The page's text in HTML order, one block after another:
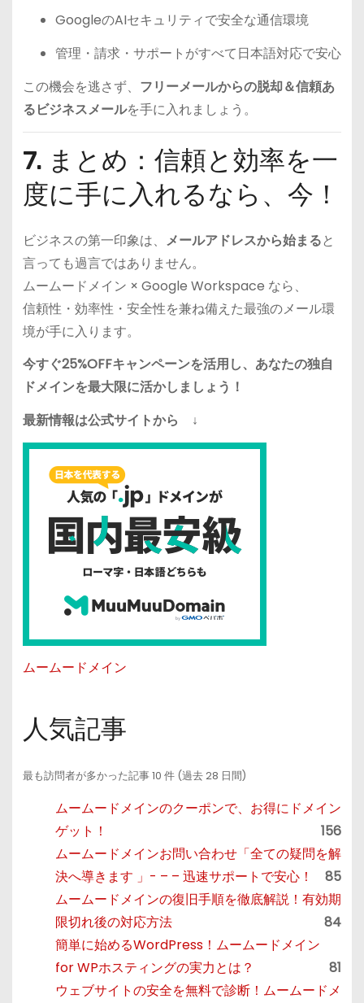
GoogleのAIセキュリティで安全な通信環境
管理・請求・サポートがすべて日本語対応で安心
この機会を逃さず、 フリーメールからの脱却＆信頼あ
るビジネスメールを手に入れましょう。
7. まとめ：信頼と効率を一
度に手に入れるなら、今！
ビジネスの第一印象は、 メールアドレスから始まると
言っても過言ではありません。
ムームードメイン × Google Workspace なら、
信頼性・効率性・安全性を兼ね備えた最強のメール環
境が手に入ります。
今すぐ25%OFFキャンペーンを活用し、あなたの独自
ドメインを最大限に活かしましょう！
最新情報は公式サイトから ↓
ムームードメイン
人気記事
最も訪問者が多かった記事 10 件 (過去 28 日間)
ムームードメインのクーポンで、お得にドメイン
ゲット！
156
ムームードメインお問い合わせ「全ての疑問を解
決へ導きます 」- – – 迅速サポートで安心！
85
ムームードメインの復旧手順を徹底解説！有効期
限切れ後の対応方法
84
簡単に始めるWordPress！ムームードメイン
for WPホスティングの実力とは？
81
ウェブサイトの安全を無料で診断！ムームードメ